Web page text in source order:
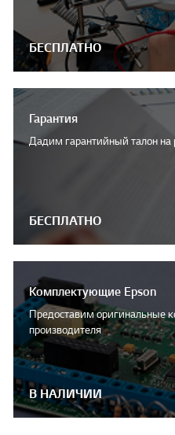
БЕСПЛАТНО
Гарантия
Дадим гарантийный талон на
БЕСПЛАТНО
Комплектующие Epson
Предоставим оригинальные
производителя
В НАЛИЧИИ